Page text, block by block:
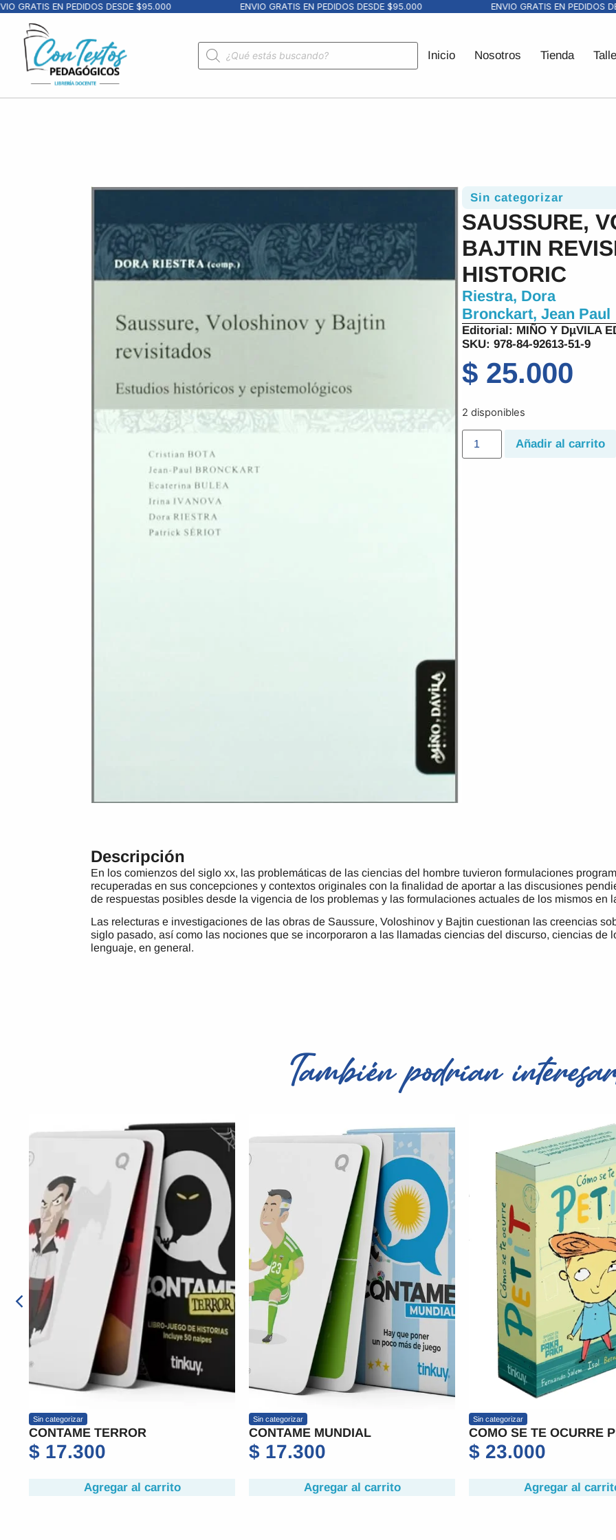
GRATIS EN PEDIDOS DESDE $95.000 ENVIO GRATIS EN PEDIDOS DESDE $95.000 ENVIO GRATIS EN PEDIDOS
Inicio Nosotros Tienda
Sin categorizar
SAUSSURE,
BAJTIN
HISTORIC
Riestra, Dora
Bronckart, Jean Paul
Editorial: MIÑO Y DµVILA
SKU: 978-84-92613-51-9
$ 25.000
2 disponibles
Añadir al carrito
Descripción
En los comienzos del siglo xx, las problemáticas de las ciencias del hombre tuvieron formulaciones
recuperadas en sus concepciones y contextos originales con la finalidad de aportar a las discusiones
de respuestas posibles desde la vigencia de los problemas y las formulaciones actuales de los mismos en
Las relecturas e investigaciones de las obras de Saussure, Voloshinov y Bajtin cuestionan las creencias
siglo pasado, así como las nociones que se incorporaron a las llamadas ciencias del discurso, ciencias de
lenguaje, en general.
También podrían
CONTAME MUNDIAL
Agregar al carrito
COMO SE TE OCURRE PETIT
Agregar al carrito
UN